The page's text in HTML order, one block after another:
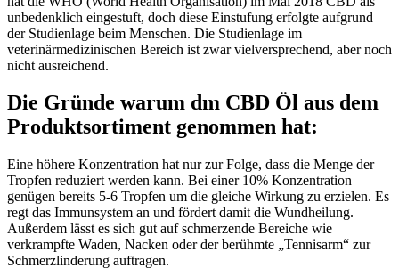
unbedenklich eingestuft, doch diese Einstufung erfolgte aufgrund
der Studienlage beim Menschen. Die Studienlage im
veterinärmedizinischen Bereich ist zwar vielversprechend, aber noch
nicht ausreichend.
Die Gründe warum dm CBD Öl aus dem
Produktsortiment genommen hat:
Eine höhere Konzentration hat nur zur Folge, dass die Menge der
Tropfen reduziert werden kann. Bei einer 10% Konzentration
genügen bereits 5-6 Tropfen um die gleiche Wirkung zu erzielen. Es
regt das Immunsystem an und fördert damit die Wundheilung.
Außerdem lässt es sich gut auf schmerzende Bereiche wie
verkrampfte Waden, Nacken oder der berühmte „Tennisarm“ zur
Schmerzlinderung auftragen.